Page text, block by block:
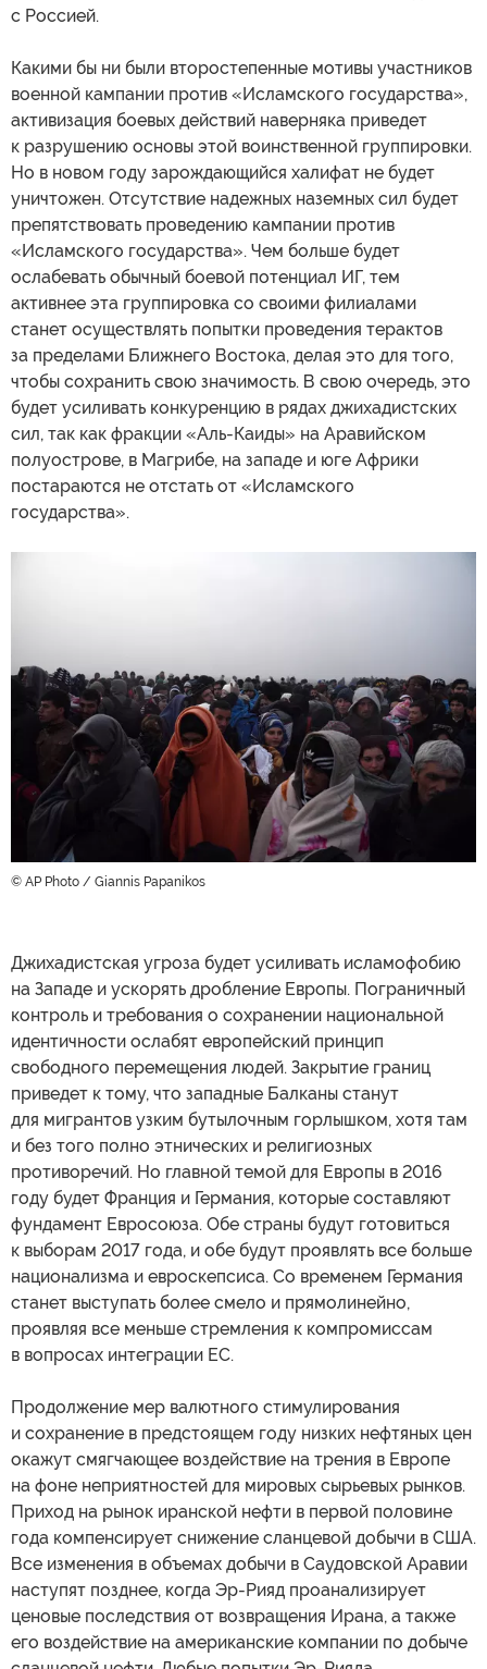
с Россией.
Какими бы ни были второстепенные мотивы участников
военной кампании против «Исламского государства»,
активизация боевых действий наверняка приведет
к разрушению основы этой воинственной группировки.
Но в новом году зарождающийся халифат не будет
уничтожен. Отсутствие надежных наземных сил будет
препятствовать проведению кампании против
«Исламского государства». Чем больше будет
ослабевать обычный боевой потенциал ИГ, тем
активнее эта группировка со своими филиалами
станет осуществлять попытки проведения терактов
за пределами Ближнего Востока, делая это для того,
чтобы сохранить свою значимость. В свою очередь, это
будет усиливать конкуренцию в рядах джихадистских
сил, так как фракции «Аль-Каиды» на Аравийском
полуострове, в Магрибе, на западе и юге Африки
постараются не отстать от «Исламского
государства».
© AP Photo / Giannis Papanikos
Джихадистская угроза будет усиливать исламофобию
на Западе и ускорять дробление Европы. Пограничный
контроль и требования о сохранении национальной
идентичности ослабят европейский принцип
свободного перемещения людей. Закрытие границ
приведет к тому, что западные Балканы станут
для мигрантов узким бутылочным горлышком, хотя там
и без того полно этнических и религиозных
противоречий. Но главной темой для Европы в 2016
году будет Франция и Германия, которые составляют
фундамент Евросоюза. Обе страны будут готовиться
к выборам 2017 года, и обе будут проявлять все больше
национализма и евроскепсиса. Со временем Германия
станет выступать более смело и прямолинейно,
проявляя все меньше стремления к компромиссам
в вопросах интеграции ЕС.
Продолжение мер валютного стимулирования
и сохранение в предстоящем году низких нефтяных цен
окажут смягчающее воздействие на трения в Европе
на фоне неприятностей для мировых сырьевых рынков.
Приход на рынок иранской нефти в первой половине
года компенсирует снижение сланцевой добычи в США.
Все изменения в объемах добычи в Саудовской Аравии
наступят позднее, когда Эр-Рияд проанализирует
ценовые последствия от возвращения Ирана, а также
его воздействие на американские компании по добыче